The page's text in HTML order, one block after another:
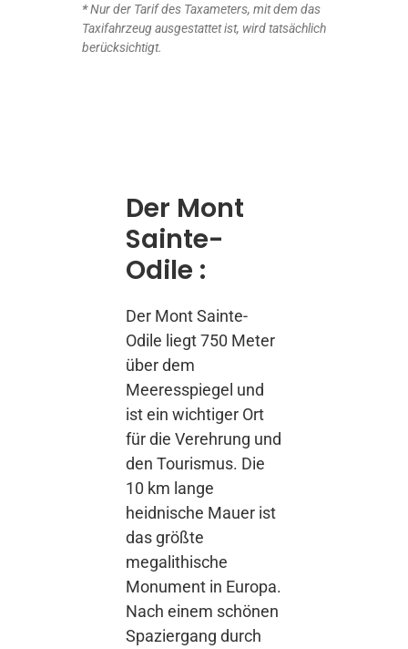
*Nur der Tarif des Taxameters, mit dem das
Taxifahrzeug ausgestattet ist, wird tatsächlich
berücksichtigt.
Der Mont
Sainte-
Odile :
Der Mont Sainte-
Odile liegt 750 Meter
über dem
Meeresspiegel und
ist ein wichtiger Ort
für die Verehrung und
den Tourismus. Die
10 km lange
heidnische Mauer ist
das größte
megalithische
Monument in Europa.
Nach einem schönen
Spaziergang durch